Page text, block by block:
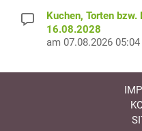
Kuchen, Torten
16.08.2028
am 07.08.2026